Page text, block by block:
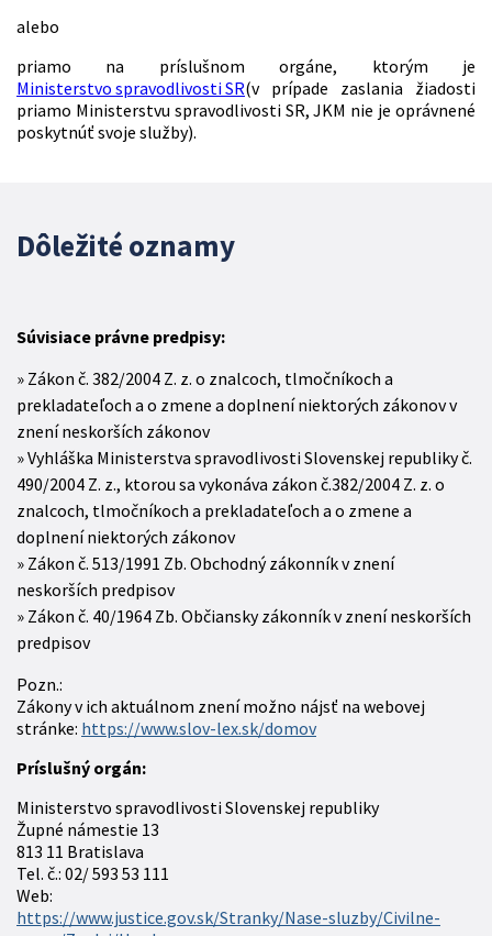
alebo
priamo na príslušnom orgáne, ktorým je
Ministerstvo spravodlivosti SR(v prípade zaslania žiadosti
priamo Ministerstvu spravodlivosti SR, JKM nie je oprávnené
poskytnúť svoje služby).
Dôležité oznamy
Súvisiace právne predpisy:
Zákon č. 382/2004 Z. z. o znalcoch, tlmočníkoch a
prekladateľoch a o zmene a doplnení niektorých zákonov v
znení neskorších zákonov
Vyhláška Ministerstva spravodlivosti Slovenskej republiky č.
490/2004 Z. z., ktorou sa vykonáva zákon č.382/2004 Z. z. o
znalcoch, tlmočníkoch a prekladateľoch a o zmene a
doplnení niektorých zákonov
Zákon č. 513/1991 Zb. Obchodný zákonník v znení
neskorších predpisov
Zákon č. 40/1964 Zb. Občiansky zákonník v znení neskorších
predpisov
Pozn.:
Zákony v ich aktuálnom znení možno nájsť na webovej
stránke: https://www.slov-lex.sk/domov
Príslušný orgán:
Ministerstvo spravodlivosti Slovenskej republiky
Župné námestie 13
813 11 Bratislava
Tel. č.: 02/ 593 53 111
Web:
https://www.justice.gov.sk/Stranky/Nase-sluzby/Civilne-